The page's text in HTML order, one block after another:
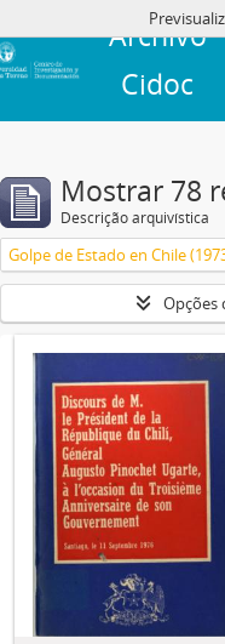
Archivo
Cidoc
Mostrar 78
Descrição arquivística
Golpe de Estado en Chile
Opções